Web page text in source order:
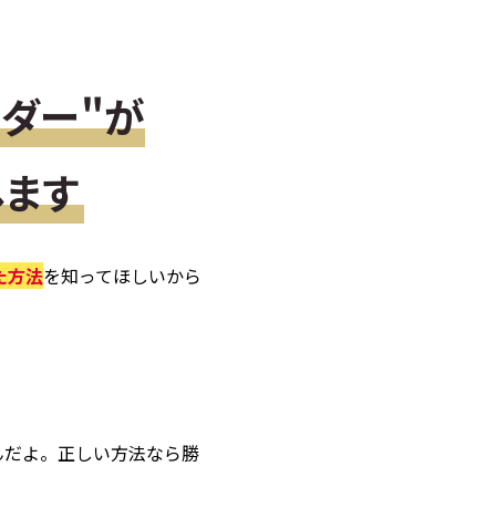
ー"が
す
方法を知ってほしいから
よ。正しい方法なら勝